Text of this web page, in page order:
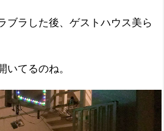
ブラした後、ゲストハウス美ら
いてるのね。